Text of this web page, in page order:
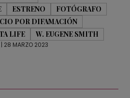
ESTRENO
FOTÓGRAFO
POR DIFAMACIÓN
LIFE W. EUGENE SMITH
| 28 MARZO 2023